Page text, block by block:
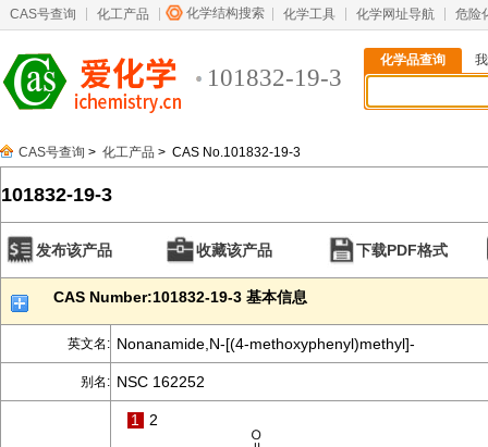
CAS号查询 化工产品 化学结构搜索 化学工具 化学网址导航 危险
101832-19-3
化学品查询
CAS号查询 > 化工产品 > CAS No.101832-19-3
101832-19-3
发布该产品 收藏该产品 下载PDF格式
CAS Number:101832-19-3 基本信息
英文名: Nonanamide,N-[(4-methoxyphenyl)methyl]-
别名: NSC 162252
1 2